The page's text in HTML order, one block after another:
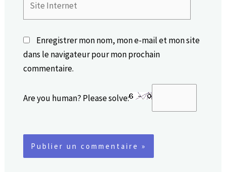
Internet
Enregistrer mon nom, mon e-mail et mon site
dans le navigateur pour mon prochain
commentaire.
Are you human? Please solve: